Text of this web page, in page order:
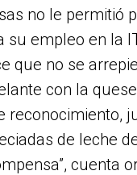
no le permitió
su empleo en la
que no se
con la
reconocimiento,
de leche
cuenta